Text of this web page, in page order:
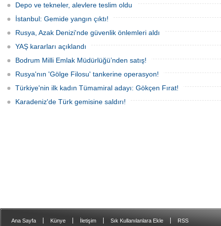
Depo ve tekneler, alevlere teslim oldu
İstanbul: Gemide yangın çıktı!
Rusya, Azak Denizi'nde güvenlik önlemleri aldı
YAŞ kararları açıklandı
Bodrum Milli Emlak Müdürlüğü’nden satış!
Rusya'nın 'Gölge Filosu' tankerine operasyon!
Türkiye'nin ilk kadın Tümamiral adayı: Gökçen Fırat!
Karadeniz'de Türk gemisine saldırı!
Ana Sayfa Künye İletişim Sık Kullanılanlara Ekle RSS